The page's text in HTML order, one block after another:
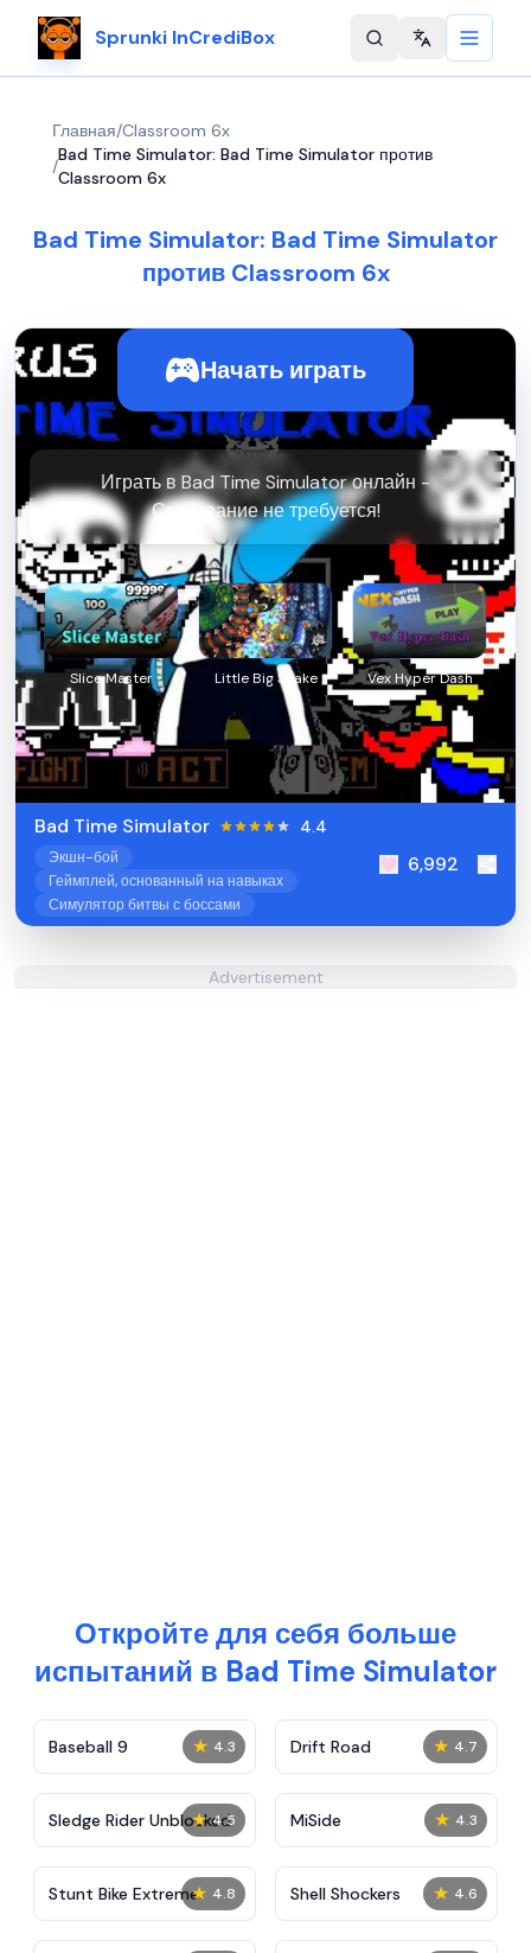
Sprunki InCrediBox Change
Главная/Classroom 6x
/
Bad Time Simulator: Bad Time Simulator против
Classroom 6x
Bad Time Simulator: Bad Time Simulator
против Classroom 6x
Начать играть
Играть в Bad Time Simulator онлайн -
Скачивание не требуется!
Slice Master Little Big Snake Vex Hyper Dash
Bad Time Simulator 4.4
Экшн-бой
Геймплей, основанный на навыках
Симулятор битвы с боссами
6,992
Advertisement
Откройте для себя больше
испытаний в Bad Time Simulator
★ 4.3
Baseball 9 ★ 4.7
Drift Road
★ 4.5
Sledge Rider Unblocked ★ 4.3
MiSide
★ 4.8
Stunt Bike Extreme ★ 4.6
Shell Shockers